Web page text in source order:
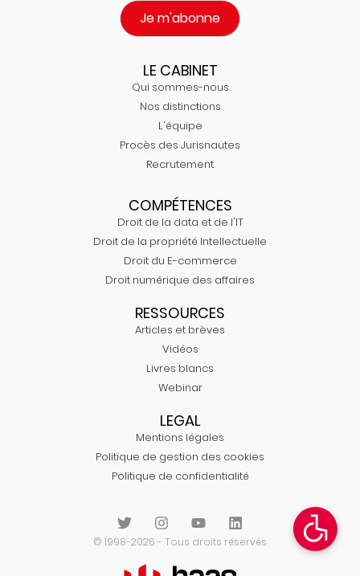
Je m'abonne
LE CABINET
Qui sommes-nous
Nos distinctions
L'équipe
Procès des Jurisnautes
Recrutement
COMPÉTENCES
Droit de la data et de l'IT
Droit de la propriété Intellectuelle
Droit du E-commerce
Droit numérique des affaires
RESSOURCES
Articles et brèves
Vidéos
Livres blancs
Webinar
LEGAL
Mentions légales
Politique de gestion des cookies
Politique de confidentialité
© 1998-2026 - Tous droits réservés